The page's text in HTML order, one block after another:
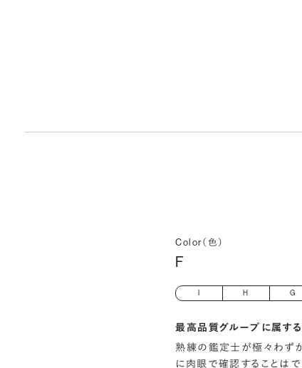
Color（色）
F
H G
最高品質グループに属す
熟練の鑑定士が極々わず
に肉眼で確認することは